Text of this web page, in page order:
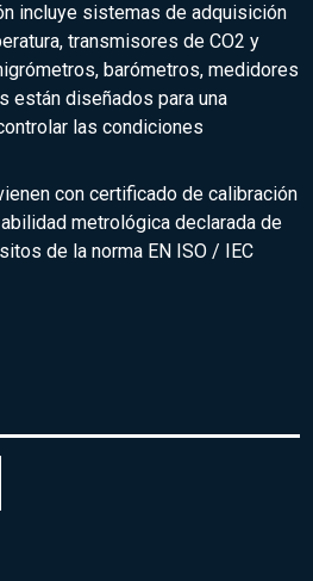
incluye sistemas de adquisición
transmisores de CO2 y
barómetros, medidores
están diseñados para una
las condiciones
con certificado de calibración
metrológica declarada de
de la norma EN ISO / IEC